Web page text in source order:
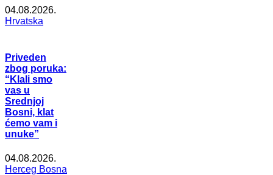
04.08.2026.
Hrvatska
Priveden
zbog poruka:
“Klali smo
vas u
Srednjoj
Bosni, klat
ćemo vam i
unuke”
04.08.2026.
Herceg Bosna